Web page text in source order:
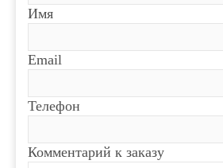
Имя
Email
Телефон
Комментарий к заказу